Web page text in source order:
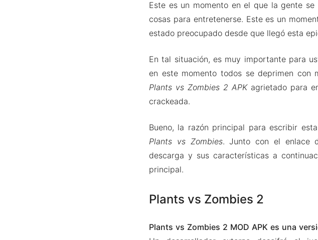
Este es un momento en el que la gente
cosas para entretenerse. Este es un
estado preocupado desde que llegó esta
En tal situación, es muy importante para
en este momento todos se deprimen con
Plants vs Zombies 2 APKagrietado para
crackeada.
Bueno, la razón principal para escribir
Plants vs Zombies. Junto con el enlace
descarga y sus características a
principal.
Plants vs Zombies 2
Plants vs Zombies 2 MOD APK es una